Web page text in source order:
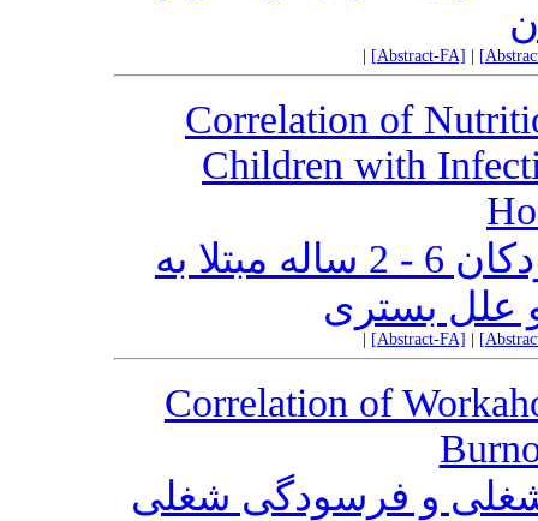
[Abstract-FA]
Correlation of
Children with
همبستگی وضعیت تغذیه‌ای کودکان 6 - 2 ساله مبتلا به
علل بستری
[Abstract-FA]
Correlation of
شغلی و فرسودگی شغلی